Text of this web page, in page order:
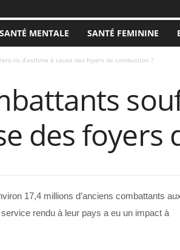
SANTÉ MENTALE SANTÉ FEMININE
ils d’asthme à cause des foyers de combustion ?
des
17,4 millions d’anciens combattants
rendu à leur pays a eu un impact à